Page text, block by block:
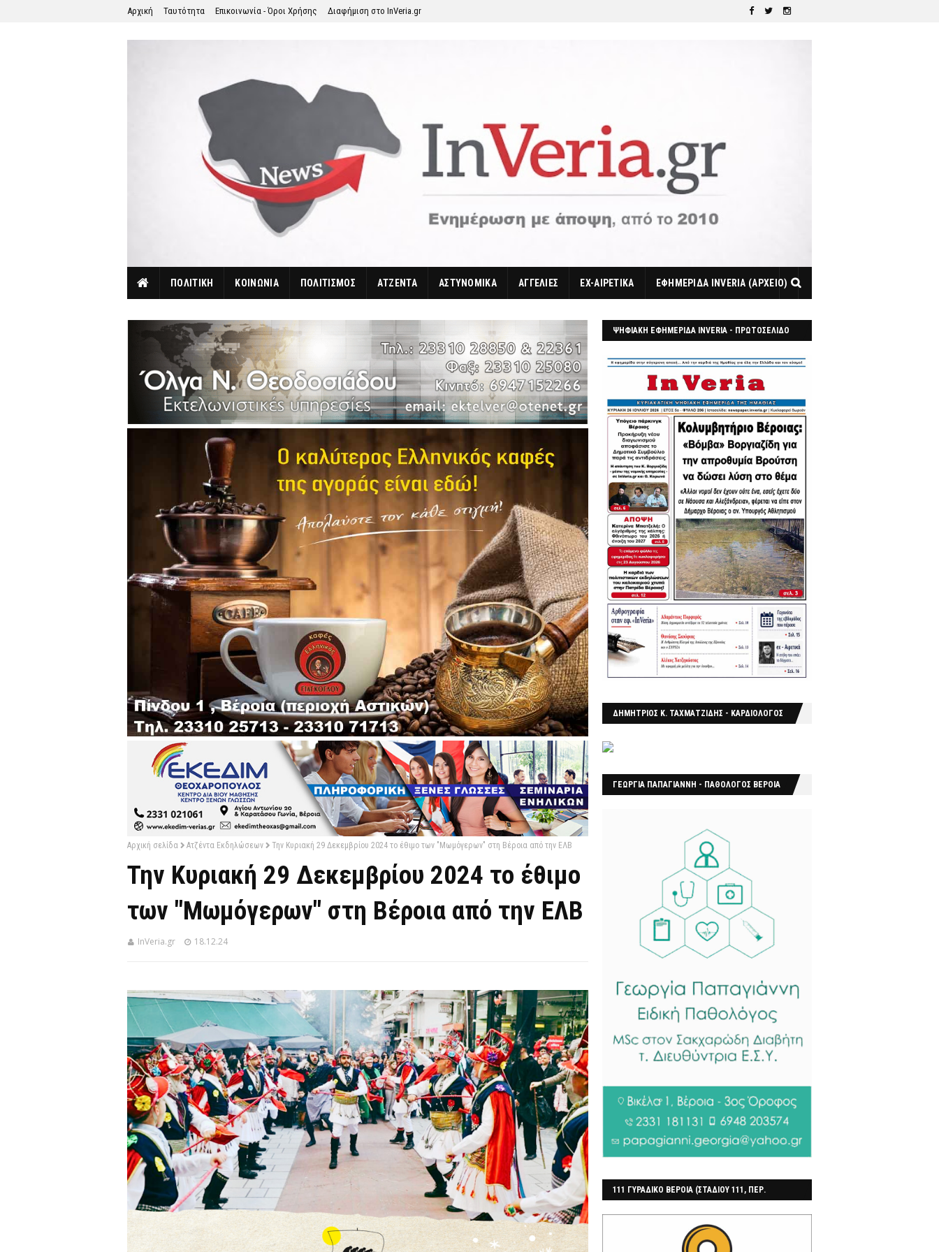
Αρχική Ταυτότητα Επικοινωνία - Όροι Χρήσης Διαφήμιση στο InVeria.gr
ΠΟΛΙΤΙΚΗ ΚΟΙΝΩΝΙΑ ΠΟΛΙΤΙΣΜΟΣ ΑΤΖΕΝΤΑ ΑΣΤΥΝΟΜΙΚΑ ΑΓΓΕΛΙΕΣ EX-ΑΙΡΕΤΙΚΑ ΕΦΗΜΕΡΙΔΑ INVERIA (ΑΡΧΕΙΟ)
Αρχική σελίδα Ατζέντα Εκδηλώσεων Την Κυριακή 29 Δεκεμβρίου 2024 το έθιμο των "Μωμόγερων" στη Βέροια από την ΕΛΒ
Την Κυριακή 29 Δεκεμβρίου 2024 το έθιμο
των "Μωμόγερων" στη Βέροια από την ΕΛΒ
InVeria.gr 18.12.24
ΨΗΦΙΑΚΗ ΕΦΗΜΕΡΙΔΑ INVERIA - ΠΡΩΤΟΣΕΛΙΔΟ
ΔΗΜΗΤΡΙΟΣ Κ. ΤΑΧΜΑΤΖΙΔΗΣ - ΚΑΡΔΙΟΛΟΓΟΣ
ΓΕΩΡΓΙΑ ΠΑΠΑΓΙΑΝΝΗ - ΠΑΘΟΛΟΓΟΣ ΒΕΡΟΙΑ
111 ΓΥΡΑΔΙΚΟ ΒΕΡΟΙΑ (ΣΤΑΔΙΟΥ 111, ΠΕΡ.